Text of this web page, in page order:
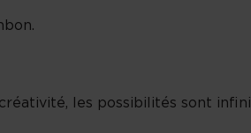
les possibilités sont